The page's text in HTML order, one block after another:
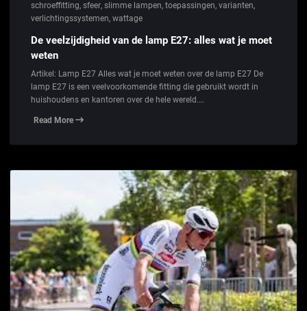
schroeffitting, sfeer, slimme lampen, toepassingen, varianten,
verlichtingssystemen, wattage
De veelzijdigheid van de lamp E27: alles wat je moet
weten
Artikel: Lamp E27 Alles wat je moet weten over de lamp E27 De
lamp E27 is een veelvoorkomende fitting die gebruikt wordt in
huishoudens en kantoren over de hele wereld.…
Read More